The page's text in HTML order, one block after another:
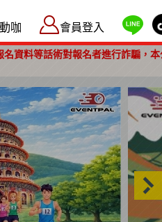
咖 會員登入
資料等話術對報名者進行詐騙，